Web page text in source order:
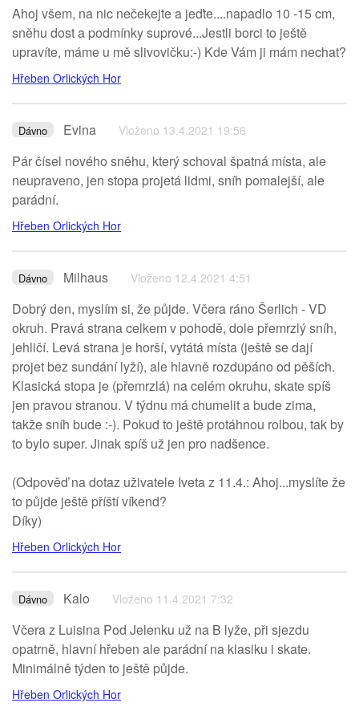
Ahoj všem, na nic nečekejte a jeďte....napadlo 10 -15 cm,
sněhu dost a podmínky suprové...Jestli borci to ještě
upravíte, máme u mě slivovičku:-) Kde Vám ji mám nechat?
Hřeben Orlických Hor
Dávno Evina Vloženo 13.4.2021 19:56
Pár čísel nového sněhu, který schoval špatná místa, ale
neupraveno, jen stopa projetá lidmi, sníh pomalejší, ale
parádní.
Hřeben Orlických Hor
Dávno Milhaus Vloženo 12.4.2021 4:51
Dobrý den, myslím si, že půjde. Včera ráno Šerlich - VD
okruh. Pravá strana celkem v pohodě, dole přemrzlý sníh,
jehličí. Levá strana je horší, vytátá místa (ještě se dají
projet bez sundání lyží), ale hlavně rozdupáno od pěších.
Klasická stopa je (přemrzlá) na celém okruhu, skate spíš
jen pravou stranou. V týdnu má chumelit a bude zima,
takže sníh bude :-). Pokud to ještě protáhnou rolbou, tak by
to bylo super. Jinak spíš už jen pro nadšence.
(Odpověď na dotaz uživatele Iveta z 11.4.: Ahoj...myslíte že
to půjde ještě příští víkend?
Díky)
Hřeben Orlických Hor
Dávno Kalo Vloženo 11.4.2021 7:32
Včera z Luisina Pod Jelenku už na B lyže, při sjezdu
opatrně, hlavní hřeben ale parádní na klasiku i skate.
Minimálně týden to ještě půjde.
Hřeben Orlických Hor